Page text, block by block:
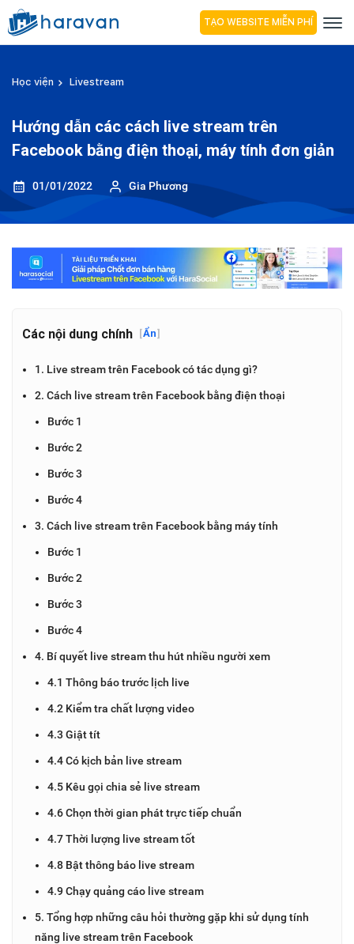
TẠO WEBSITE MIỄN PHÍ
Học viện Livestream
Hướng dẫn các cách live stream trên
Facebook bằng điện thoại, máy tính đơn giản
01/01/2022 Gia Phương
Các nội dung chính [Ẩn]
1. Live stream trên Facebook có tác dụng gì?
2. Cách live stream trên Facebook bằng điện thoại
Bước 1
Bước 2
Bước 3
Bước 4
3. Cách live stream trên Facebook bằng máy tính
Bước 1
Bước 2
Bước 3
Bước 4
4. Bí quyết live stream thu hút nhiều người xem
4.1 Thông báo trước lịch live
4.2 Kiểm tra chất lượng video
4.3 Giật tít
4.4 Có kịch bản live stream
4.5 Kêu gọi chia sẻ live stream
4.6 Chọn thời gian phát trực tiếp chuẩn
4.7 Thời lượng live stream tốt
4.8 Bật thông báo live stream
4.9 Chạy quảng cáo live stream
5. Tổng hợp những câu hỏi thường gặp khi sử dụng tính
năng live stream trên Facebook